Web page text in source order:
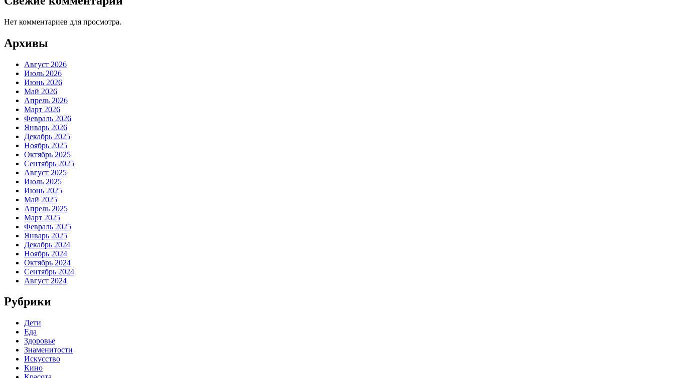
Нет комментариев для просмотра.
Архивы
Август 2026
Июль 2026
Июнь 2026
Май 2026
Апрель 2026
Март 2026
Февраль 2026
Январь 2026
Декабрь 2025
Ноябрь 2025
Октябрь 2025
Сентябрь 2025
Август 2025
Июль 2025
Июнь 2025
Май 2025
Апрель 2025
Март 2025
Февраль 2025
Январь 2025
Декабрь 2024
Ноябрь 2024
Октябрь 2024
Сентябрь 2024
Август 2024
Рубрики
Дети
Еда
Здоровье
Знаменитости
Искусство
Кино